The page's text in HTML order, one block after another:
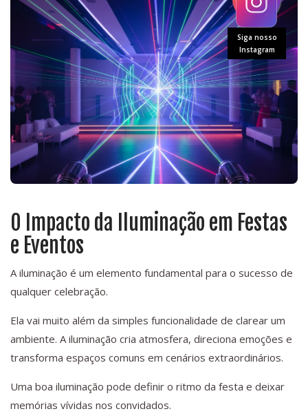
Siga nosso
Instagram
O Impacto da Iluminação em Festas
e Eventos
A iluminação é um elemento fundamental para o sucesso de
qualquer celebração.
Ela vai muito além da simples funcionalidade de clarear um
ambiente. A iluminação cria atmosfera, direciona emoções e
transforma espaços comuns em cenários extraordinários.
Uma boa iluminação pode definir o ritmo da festa e deixar
memórias vívidas nos convidados.